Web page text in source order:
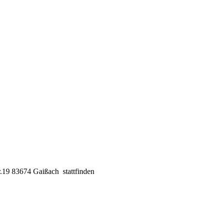
83674 Gaißach stattfinden